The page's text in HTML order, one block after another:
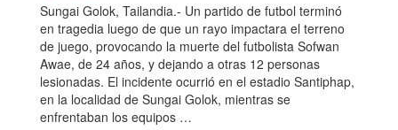
Sungai Golok, Tailandia.- Un partido de futbol terminó
en tragedia luego de que un rayo impactara el terreno
de juego, provocando la muerte del futbolista Sofwan
Awae, de 24 años, y dejando a otras 12 personas
lesionadas. El incidente ocurrió en el estadio Santiphap,
en la localidad de Sungai Golok, mientras se
enfrentaban los equipos …